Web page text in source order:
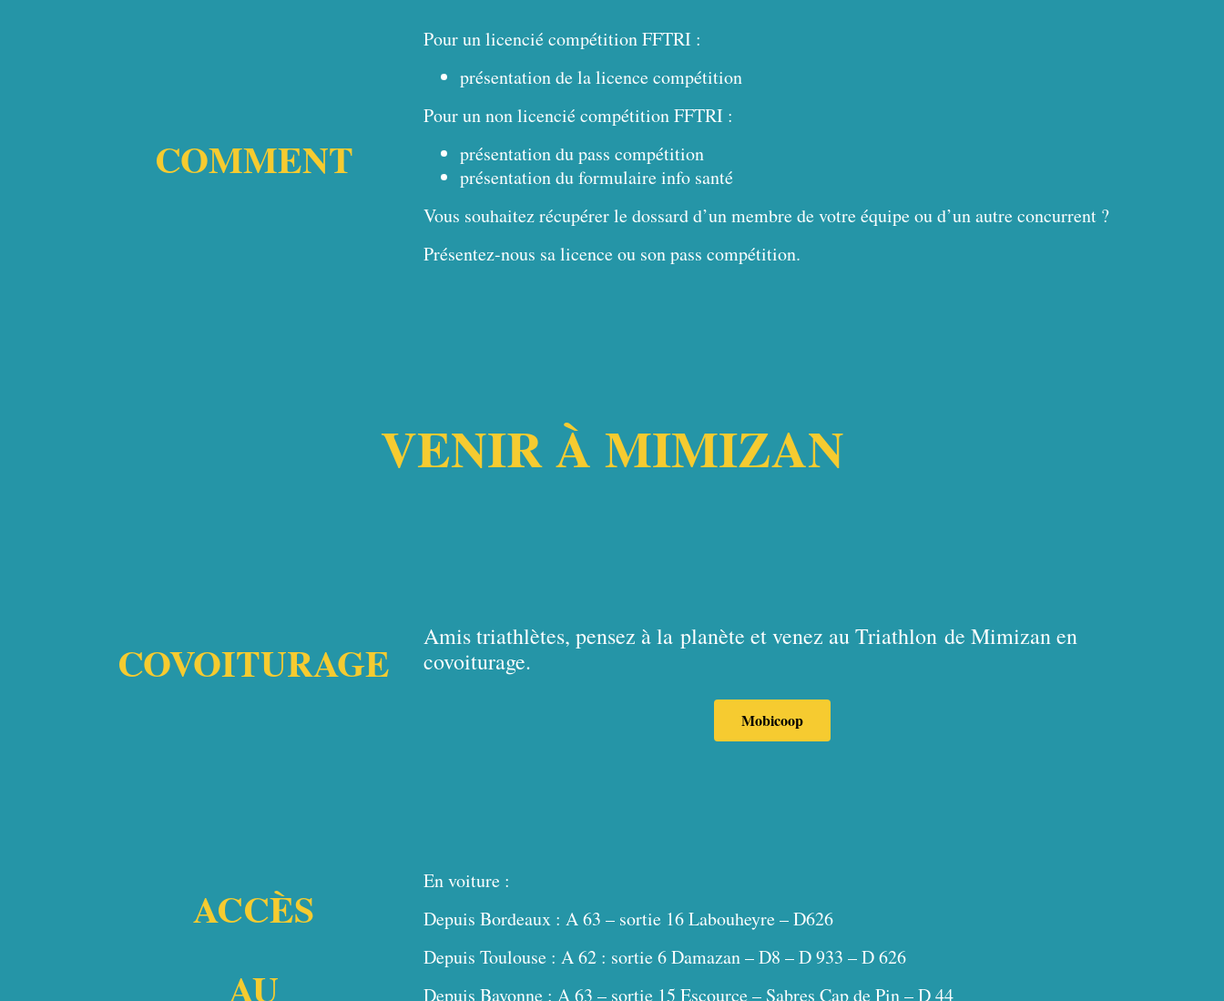
COMMENT
Pour un licencié compétition FFTRI :
présentation de la licence compétition
Pour un non licencié compétition FFTRI :
présentation du pass compétition
présentation du formulaire info santé
Vous souhaitez récupérer le dossard d’un membre de votre équipe ou d’un autre concurrent ?
Présentez-nous sa licence ou son pass compétition.
VENIR À MIMIZAN
COVOITURAGE Amis triathlètes, pensez à la planète et venez au Triathlon de Mimizan en
covoiturage.
Mobicoop
ACCÈS
AU
En voiture :
Depuis Bordeaux : A 63 – sortie 16 Labouheyre – D626
Depuis Toulouse : A 62 : sortie 6 Damazan – D8 – D 933 – D 626
Depuis Bayonne : A 63 – sortie 15 Escource – Sabres Cap de Pin – D 44